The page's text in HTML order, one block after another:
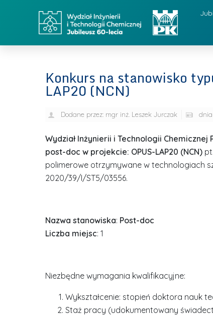
Konkurs na stanowisko
LAP20 (NCN)
Dodane przez:mgr inż. Leszek Jurczak dnia
Wydział Inżynierii i Technologii
post-doc w projekcie: OPUS-LAP20 (NCN)
polimerowe otrzymywane w technologiach
2020/39/I/ST5/03556.
Nazwa stanowiska: Post-doc
Liczba miejsc: 1
Niezbędne wymagania kwalifikacyjne:
Wykształcenie: stopień doktora nauk
Staż pracy (udokumentowany